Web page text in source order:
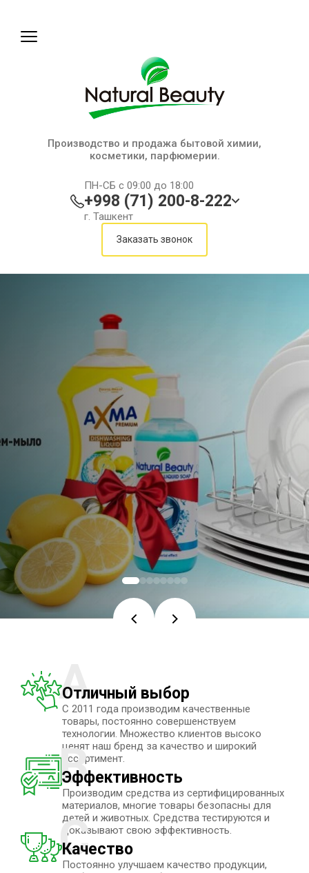
Производство и продажа бытовой химии,
косметики, парфюмерии.
ПН-СБ с 09:00 до 18:00
+998 (71) 200-8-222
г. Ташкент
Заказать звонок
A
Отличный выбор
С 2011 года производим качественные
товары, постоянно совершенствуем
технологии. Множество клиентов высоко
ценят наш бренд за качество и широкий
ассортимент.
B
Эффективность
Производим средства из сертифицированных
материалов, многие товары безопасны для
детей и животных. Средства тестируются и
доказывают свою эффективность.
C
Качество
Постоянно улучшаем качество продукции,